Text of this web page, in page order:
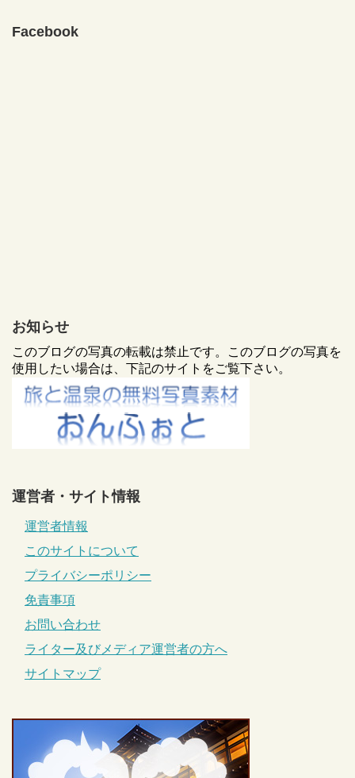
Facebook
お知らせ
このブログの写真の転載は禁止です。このブログの写真を
使用したい場合は、下記のサイトをご覧下さい。
運営者・サイト情報
運営者情報
このサイトについて
プライバシーポリシー
免責事項
お問い合わせ
ライター及びメディア運営者の方へ
サイトマップ